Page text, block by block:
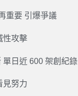
重要 引爆爭議
性攻擊
單日近 600 架創紀錄
見努力